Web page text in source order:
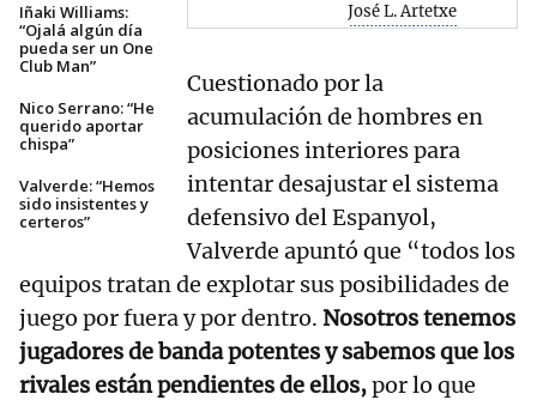
Iñaki Williams:
“Ojalá algún día
pueda ser un One
Club Man”
Nico Serrano: “He
querido aportar
chispa”
Valverde: “Hemos
sido insistentes y
certeros”
José L. Artetxe
Cuestionado por la
acumulación de hombres en
posiciones interiores para
intentar desajustar el sistema
defensivo del Espanyol,
Valverde apuntó que “todos los
equipos tratan de explotar sus posibilidades de
juego por fuera y por dentro. Nosotros tenemos
jugadores de banda potentes y sabemos que los
rivales están pendientes de ellos,por lo que